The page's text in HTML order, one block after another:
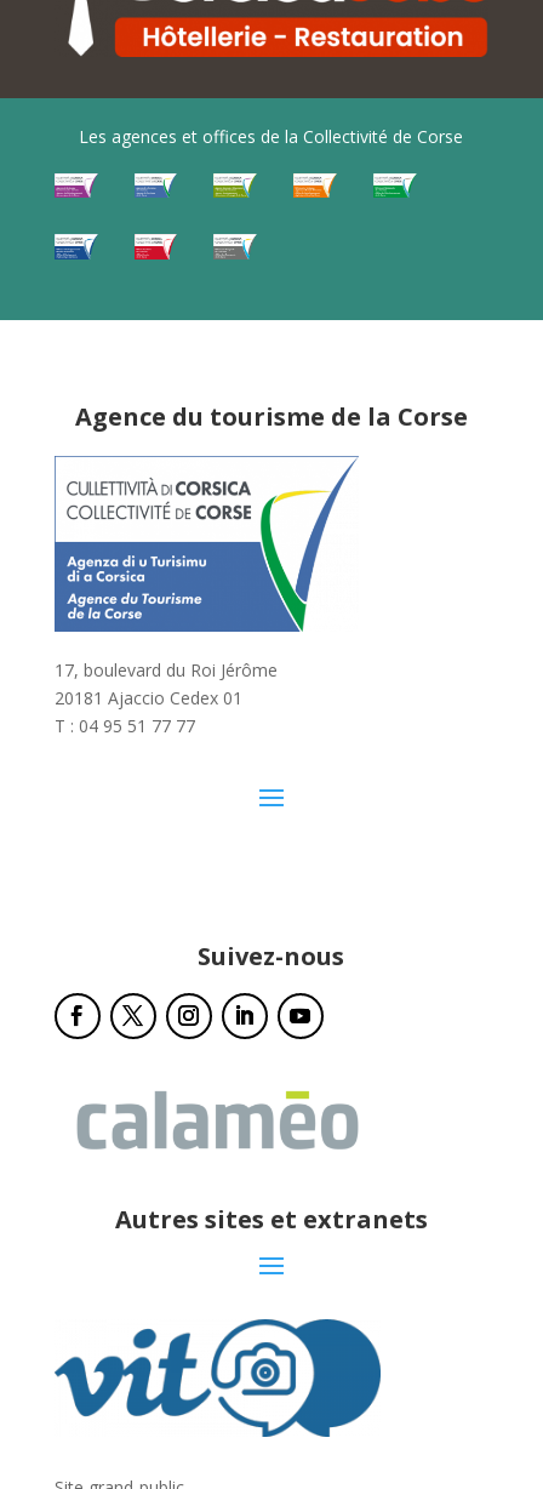
Les agences et offices de la Collectivité de Corse
Agence du tourisme de la Corse
17, boulevard du Roi Jérôme
20181 Ajaccio Cedex 01
T : 04 95 51 77 77
Suivez-nous
Autres sites et extranets